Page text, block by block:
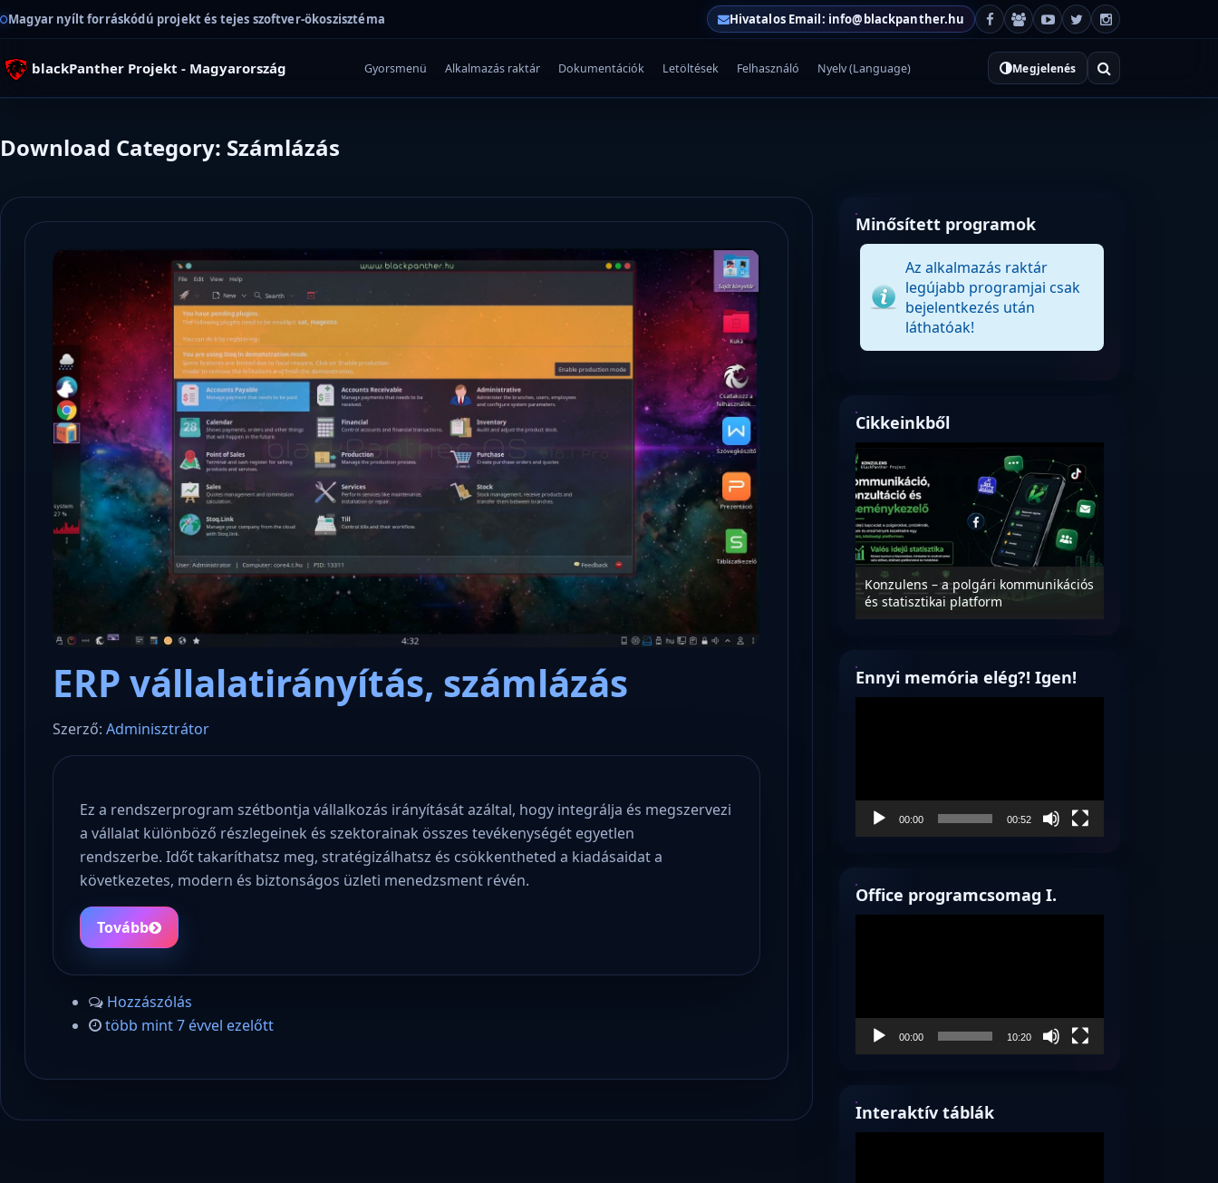
Magyar nyílt forráskódú projekt és tejes szoftver-ökoszisztéma Hivatalos Email: info@blackpanther.hu
blackPanther Projekt - Magyarország Gyorsmenü Alkalmazás raktár Dokumentációk Letöltések Felhasználó Nyelv (Language) Megjelenés
Download Category: Számlázás
ERP vállalatirányítás, számlázás
Szerző: Adminisztrátor
Ez a rendszerprogram szétbontja vállalkozás irányítását azáltal, hogy integrálja és megszervezi
a vállalat különböző részlegeinek és szektorainak összes tevékenységét egyetlen
rendszerbe. Időt takaríthatsz meg, stratégizálhatsz és csökkentheted a kiadásaidat a
következetes, modern és biztonságos üzleti menedzsment révén.
Tovább
Hozzászólás
több mint 7 évvel ezelőtt
Minősített programok
Az alkalmazás raktár
legújabb programjai csak
bejelentkezés után
láthatóak!
Cikkeinkből
Microsoft odaadta a kulcsokat a
hatóságoknak, hogy visszafejthessék
az adatokat.
Konzulens – a polgári kommunikációs
és statisztikai platform
Ennyi memória elég?! Igen!
00:00 00:52
Office programcsomag I.
00:00 10:20
Interaktív táblák